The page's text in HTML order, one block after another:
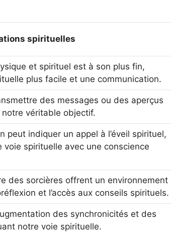
spirituelles
et spirituel est à son plus fin,
plus facile et une communication.
des messages ou des aperçus
véritable objectif.
peut indiquer un appel à l’éveil spirituel,
spirituelle avec une conscience
des sorcières offrent un environnement
et l’accès aux conseils spirituels.
des synchronicités et des
notre voie spirituelle.